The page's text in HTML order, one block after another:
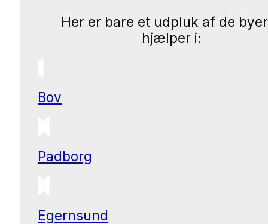
Her er bare et udpluk af de
hjælper i:
Bov
Padborg
Egernsund